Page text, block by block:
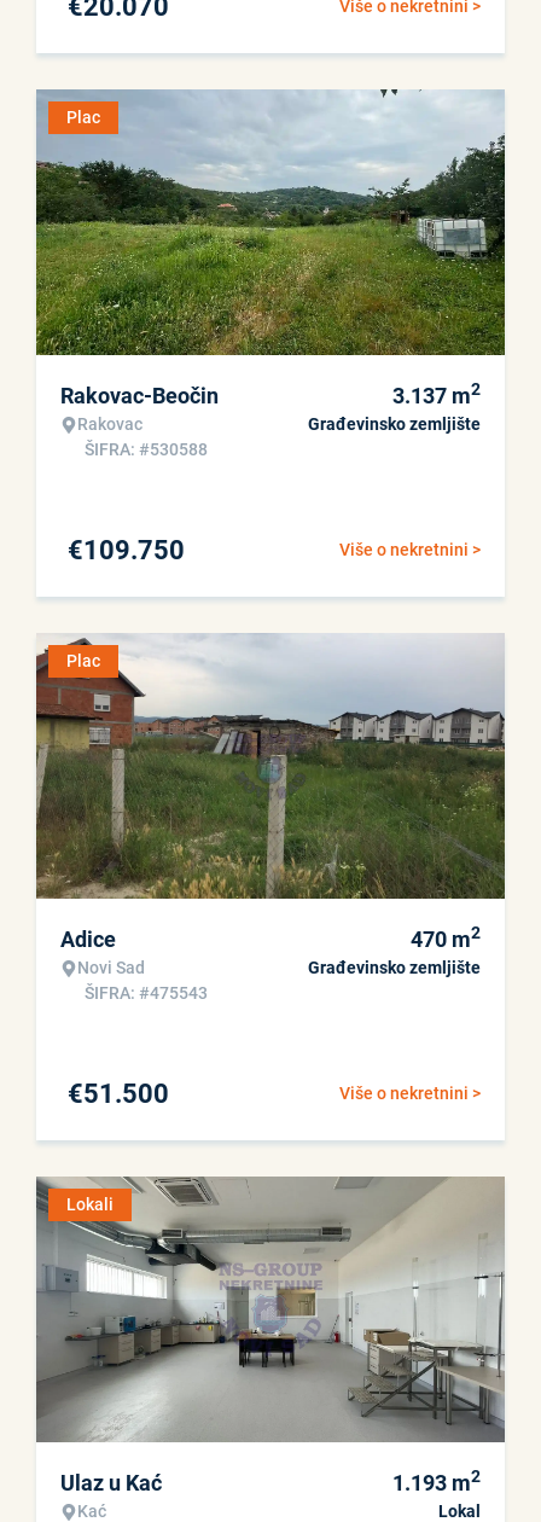
Više o nekretnini >
€20.070
Plac
Rakovac-Beočin
Rakovac
ŠIFRA: #530588
3.137 m2
Građevinsko zemljište
Više o nekretnini >
€109.750
Plac
Adice
Novi Sad
ŠIFRA: #475543
470 m2
Građevinsko zemljište
Više o nekretnini >
€51.500
Lokali
Ulaz u Kać
Kać
1.193 m2
Lokal